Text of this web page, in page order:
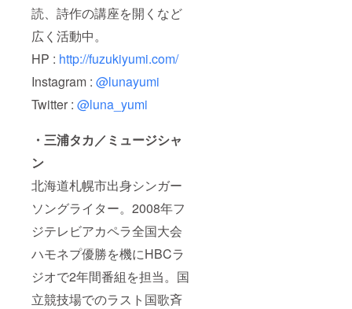
読、詩作の講座を開くなど
広く活動中。
HP : http://fuzukiyumi.com/
Instagram : @lunayumi
Twitter : @luna_yumi
・三浦タカ／ミュージシャ
ン
北海道札幌市出身シンガー
ソングライター。2008年フ
ジテレビアカペラ全国大会
ハモネプ優勝を機に‬‪HBCラ
ジオで2年間番組を担当。‪国
立競技場でのラスト国歌斉